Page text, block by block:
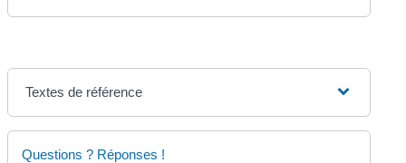
Textes de référence
Questions ? Réponses !